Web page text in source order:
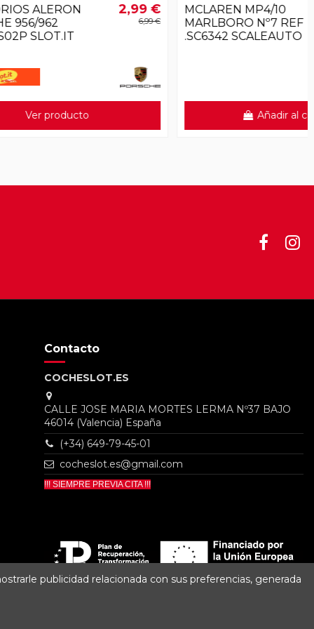
2,99 €
6,99 €
MCLAREN MP4/10
MARLBORO Nº7 REF
.SC6342 SCALEAUTO
81,99 €
Contacto
COCHESLOT.ES
CALLE JOSE MARIA MORTES LERMA Nº37 BAJO
46014 (Valencia) España
(+34) 649-79-45-01
cocheslot.es@gmail.com
!!! SIEMPRE PREVIA CITA !!!
publicidad relacionada con sus preferencias, generada